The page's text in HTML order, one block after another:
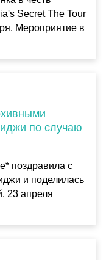
Secret The Tour
Мероприятие в
по случаю
поздравила с
и поделилась
23 апреля